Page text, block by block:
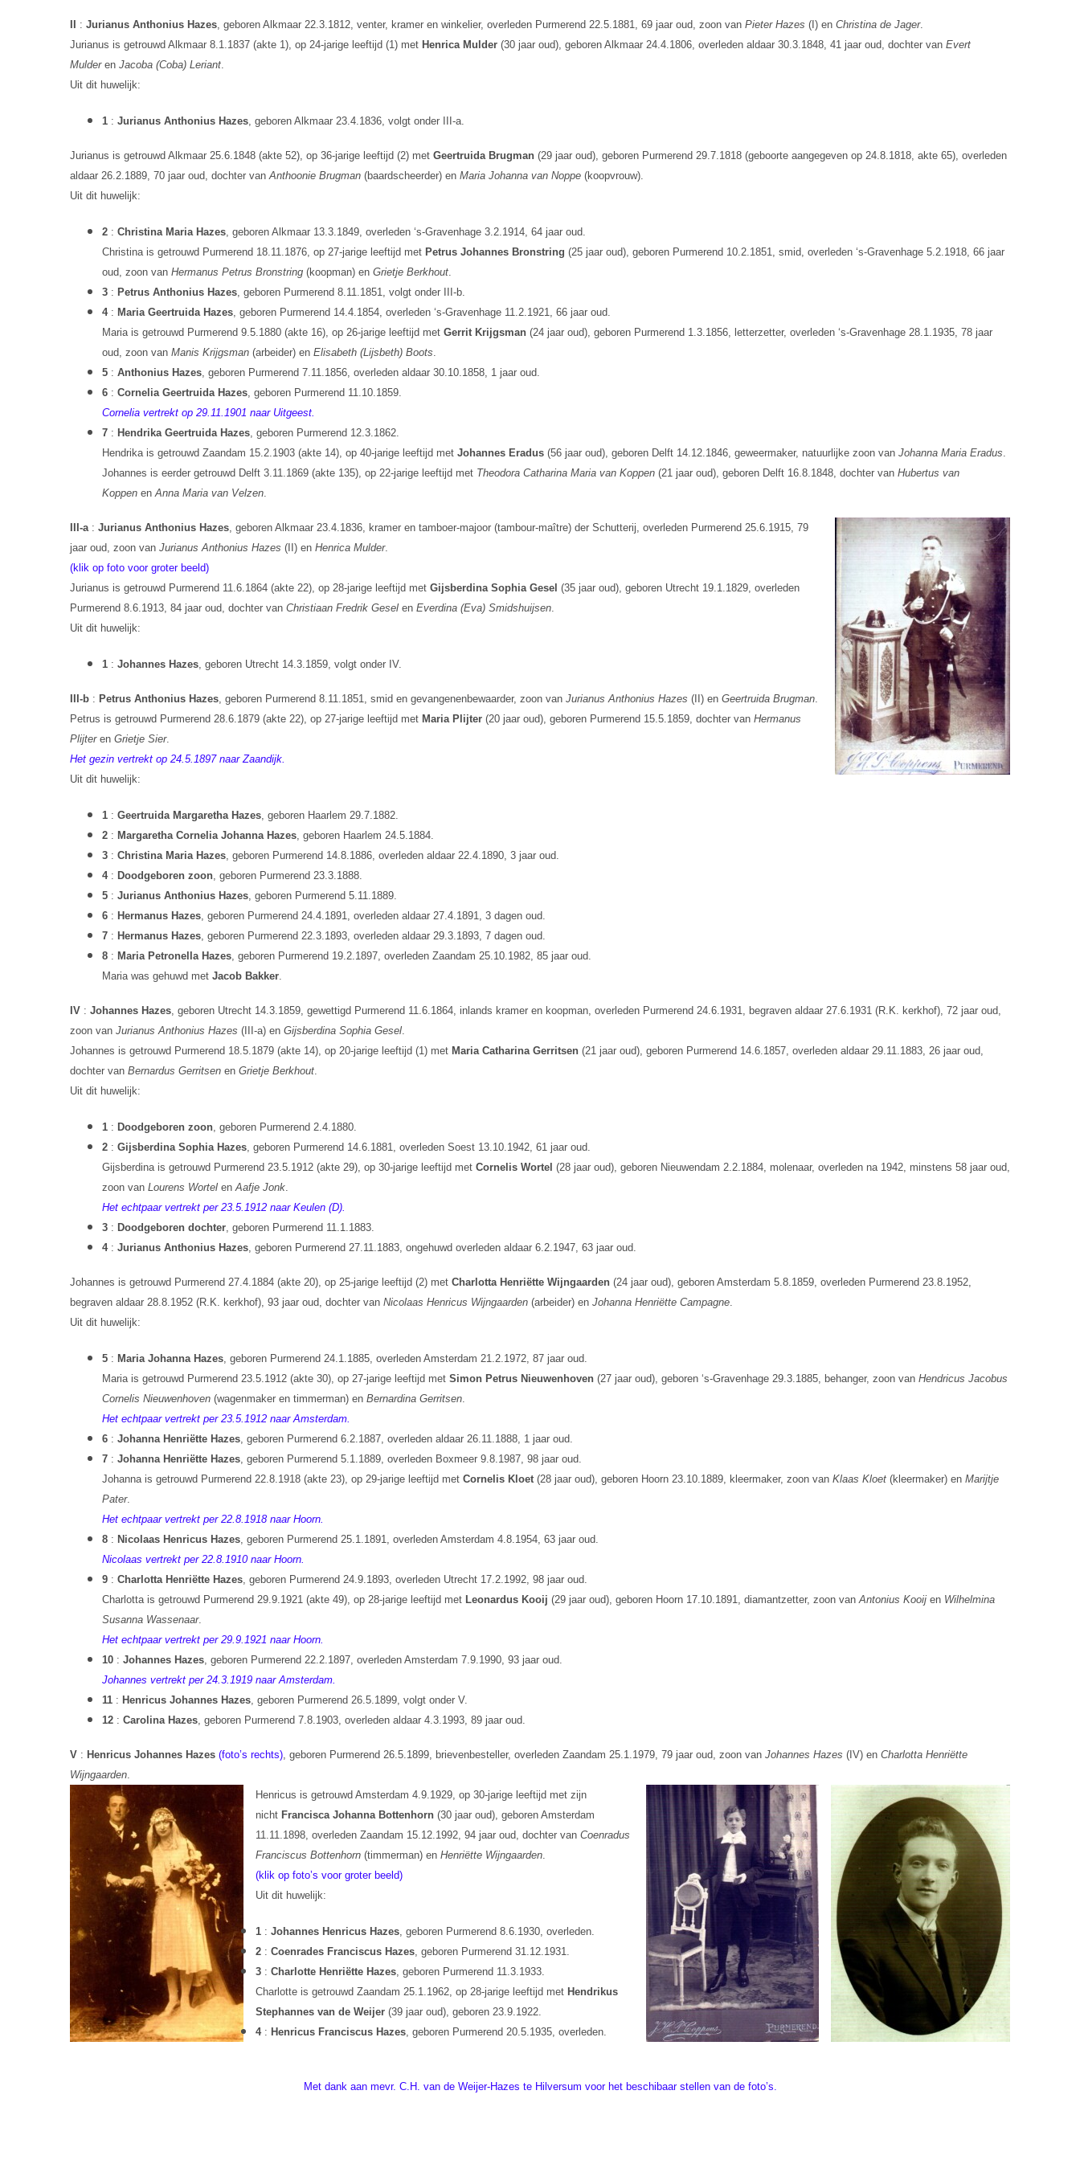
: Jurianus Anthonius Hazes, geboren Alkmaar 22.3.1812, venter, kramer en winkelier, overleden Purmerend 22.5.1881, 69 jaar oud, zoon van Pieter Hazes (I) en Christina de Jager.
Jurianus is getrouwd Alkmaar 8.1.1837 (akte 1), op 24-jarige leeftijd (1) met Henrica Mulder(30 jaar oud), geboren Alkmaar 24.4.1806, overleden aldaar 30.3.1848, 41 jaar oud, dochter van Evert
Mulderen Jacoba (Coba) Leriant.
Uit dit huwelijk:
1 : Jurianus Anthonius Hazes, geboren Alkmaar 23.4.1836, volgt onder III-a.
Jurianus is getrouwd Alkmaar 25.6.1848 (akte 52), op 36-jarige leeftijd (2) met Geertruida Brugman(29 jaar oud), geboren Purmerend 29.7.1818 (geboorte aangegeven op 24.8.1818, akte 65), overleden
aldaar 26.2.1889, 70 jaar oud, dochter vanAnthoonie Brugman(baardscheerder) en Maria Johanna van Noppe(koopvrouw).
Uit dit huwelijk:
2 : Christina Maria Hazes, geboren Alkmaar 13.3.1849, overleden ‘s-Gravenhage 3.2.1914, 64 jaar oud.
Christina is getrouwd Purmerend 18.11.1876, op 27-jarige leeftijd met Petrus Johannes Bronstring (25 jaar oud), geboren Purmerend 10.2.1851, smid, overleden ‘s-Gravenhage 5.2.1918, 66 jaar
oud, zoon van Hermanus Petrus Bronstring(koopman) en Grietje Berkhout.
3 : Petrus Anthonius Hazes, geboren Purmerend 8.11.1851, volgt onder III-b.
4 : Maria Geertruida Hazes, geboren Purmerend 14.4.1854, overleden ‘s-Gravenhage 11.2.1921, 66 jaar oud.
Maria is getrouwd Purmerend 9.5.1880 (akte 16), op 26-jarige leeftijd met Gerrit Krijgsman(24 jaar oud), geboren Purmerend 1.3.1856, letterzetter, overleden ‘s-Gravenhage 28.1.1935, 78 jaar
oud, zoon van Manis Krijgsman(arbeider) en Elisabeth (Lijsbeth) Boots.
5 : Anthonius Hazes, geboren Purmerend 7.11.1856, overleden aldaar 30.10.1858, 1 jaar oud.
6 : Cornelia Geertruida Hazes, geboren Purmerend 11.10.1859.
Cornelia vertrekt op 29.11.1901 naar Uitgeest.
7 : Hendrika Geertruida Hazes, geboren Purmerend 12.3.1862.
Hendrika is getrouwd Zaandam 15.2.1903 (akte 14), op 40-jarige leeftijd met Johannes Eradus(56 jaar oud), geboren Delft 14.12.1846, geweermaker, natuurlijke zoon van Johanna Maria Eradus.
Johannes is eerder getrouwd Delft 3.11.1869 (akte 135), op 22-jarige leeftijd met Theodora Catharina Maria van Koppen(21 jaar oud), geboren Delft 16.8.1848, dochter van Hubertus van
KoppenenAnna Maria van Velzen.
III-a : Jurianus Anthonius Hazes, geboren Alkmaar 23.4.1836, kramer en tamboer-majoor (tambour-maître) der Schutterij, overleden Purmerend 25.6.1915, 79
jaar oud, zoon van Jurianus Anthonius Hazes (II) en Henrica Mulder.
(klik op foto voor groter beeld)
Jurianus is getrouwd Purmerend 11.6.1864 (akte 22), op 28-jarige leeftijd met Gijsberdina Sophia Gesel (35 jaar oud), geboren Utrecht 19.1.1829, overleden
Purmerend 8.6.1913, 84 jaar oud, dochter van Christiaan Fredrik Geselen Everdina (Eva) Smidshuijsen.
Uit dit huwelijk:
1 : Johannes Hazes, geboren Utrecht 14.3.1859, volgt onder IV.
III-b : Petrus Anthonius Hazes, geboren Purmerend 8.11.1851, smid en gevangenenbewaarder, zoon van Jurianus Anthonius Hazes (II) en Geertruida Brugman.
Petrus is getrouwd Purmerend 28.6.1879 (akte 22), op 27-jarige leeftijd met Maria Plijter(20 jaar oud), geboren Purmerend 15.5.1859, dochter van Hermanus
Plijteren Grietje Sier.
Het gezin vertrekt op 24.5.1897 naar Zaandijk.
Uit dit huwelijk:
1 : Geertruida Margaretha Hazes, geboren Haarlem 29.7.1882.
2 : Margaretha Cornelia Johanna Hazes, geboren Haarlem 24.5.1884.
3 : Christina Maria Hazes, geboren Purmerend 14.8.1886, overleden aldaar 22.4.1890, 3 jaar oud.
4 : Doodgeboren zoon, geboren Purmerend 23.3.1888.
5 : Jurianus Anthonius Hazes, geboren Purmerend 5.11.1889.
6 : Hermanus Hazes, geboren Purmerend 24.4.1891, overleden aldaar 27.4.1891, 3 dagen oud.
7 : Hermanus Hazes, geboren Purmerend 22.3.1893, overleden aldaar 29.3.1893, 7 dagen oud.
8 : Maria Petronella Hazes, geboren Purmerend 19.2.1897, overleden Zaandam 25.10.1982, 85 jaar oud.
Maria was gehuwd met Jacob Bakker.
IV : Johannes Hazes, geboren Utrecht 14.3.1859, gewettigd Purmerend 11.6.1864, inlands kramer en koopman, overleden Purmerend 24.6.1931, begraven aldaar 27.6.1931 (R.K. kerkhof), 72 jaar oud,
zoon van Jurianus Anthonius Hazes (III-a) en Gijsberdina Sophia Gesel.
Johannes is getrouwd Purmerend 18.5.1879 (akte 14), op 20-jarige leeftijd (1) met Maria Catharina Gerritsen(21 jaar oud), geboren Purmerend 14.6.1857, overleden aldaar 29.11.1883, 26 jaar oud,
dochter van Bernardus Gerritsenen Grietje Berkhout.
Uit dit huwelijk:
1 : Doodgeboren zoon, geboren Purmerend 2.4.1880.
2 : Gijsberdina Sophia Hazes, geboren Purmerend 14.6.1881, overleden Soest 13.10.1942, 61 jaar oud.
Gijsberdina is getrouwd Purmerend 23.5.1912 (akte 29), op 30-jarige leeftijd met Cornelis Wortel (28 jaar oud), geboren Nieuwendam 2.2.1884, molenaar, overleden na 1942, minstens 58 jaar oud,
zoon van Lourens WortelenAafje Jonk.
Het echtpaar vertrekt per 23.5.1912 naar Keulen (D).
3 : Doodgeboren dochter, geboren Purmerend 11.1.1883.
4 : Jurianus Anthonius Hazes, geboren Purmerend 27.11.1883, ongehuwd overleden aldaar 6.2.1947, 63 jaar oud.
Johannes is getrouwd Purmerend 27.4.1884 (akte 20), op 25-jarige leeftijd (2) met Charlotta Henriëtte Wijngaarden(24 jaar oud), geboren Amsterdam 5.8.1859, overleden Purmerend 23.8.1952,
begraven aldaar 28.8.1952 (R.K. kerkhof), 93 jaar oud, dochter van Nicolaas Henricus Wijngaarden(arbeider) en Johanna Henriëtte Campagne.
Uit dit huwelijk:
5 : Maria Johanna Hazes, geboren Purmerend 24.1.1885, overleden Amsterdam 21.2.1972, 87 jaar oud.
Maria is getrouwd Purmerend 23.5.1912 (akte 30), op 27-jarige leeftijd met Simon Petrus Nieuwenhoven(27 jaar oud), geboren ‘s-Gravenhage 29.3.1885, behanger, zoon van Hendricus Jacobus
Cornelis Nieuwenhoven(wagenmaker en timmerman) en Bernardina Gerritsen.
Het echtpaar vertrekt per 23.5.1912 naar Amsterdam.
6 : Johanna Henriëtte Hazes, geboren Purmerend 6.2.1887, overleden aldaar 26.11.1888, 1 jaar oud.
7 : Johanna Henriëtte Hazes, geboren Purmerend 5.1.1889, overleden Boxmeer 9.8.1987, 98 jaar oud.
Johanna is getrouwd Purmerend 22.8.1918 (akte 23), op 29-jarige leeftijd met Cornelis Kloet(28 jaar oud), geboren Hoorn 23.10.1889, kleermaker, zoon van Klaas Kloet(kleermaker) en Marijtje
Pater.
Het echtpaar vertrekt per 22.8.1918 naar Hoorn.
8 : Nicolaas Henricus Hazes, geboren Purmerend 25.1.1891, overleden Amsterdam 4.8.1954, 63 jaar oud.
Nicolaas vertrekt per 22.8.1910 naar Hoorn.
9 : Charlotta Henriëtte Hazes, geboren Purmerend 24.9.1893, overleden Utrecht 17.2.1992, 98 jaar oud.
Charlotta is getrouwd Purmerend 29.9.1921 (akte 49), op 28-jarige leeftijd met Leonardus Kooij (29 jaar oud), geboren Hoorn 17.10.1891, diamantzetter, zoon vanAntonius Kooijen Wilhelmina
Susanna Wassenaar.
Het echtpaar vertrekt per 29.9.1921 naar Hoorn.
10 : Johannes Hazes, geboren Purmerend 22.2.1897, overleden Amsterdam 7.9.1990, 93 jaar oud.
Johannes vertrekt per 24.3.1919 naar Amsterdam.
11 : Henricus Johannes Hazes, geboren Purmerend 26.5.1899, volgt onder V.
12 : Carolina Hazes, geboren Purmerend 7.8.1903, overleden aldaar 4.3.1993, 89 jaar oud.
V : Henricus Johannes Hazes (foto’s rechts), geboren Purmerend 26.5.1899, brievenbesteller, overleden Zaandam 25.1.1979, 79 jaar oud, zoon van Johannes Hazes (IV) en Charlotta Henriëtte
Wijngaarden.
Henricus is getrouwd Amsterdam 4.9.1929, op 30-jarige leeftijd met zijn
nicht Francisca Johanna Bottenhorn(30 jaar oud), geboren Amsterdam
11.11.1898, overleden Zaandam 15.12.1992, 94 jaar oud, dochter van Coenradus
Franciscus Bottenhorn(timmerman) en Henriëtte Wijngaarden.
(klik op foto’s voor groter beeld)
Uit dit huwelijk:
1 : Johannes Henricus Hazes, geboren Purmerend 8.6.1930, overleden.
2 : Coenrades Franciscus Hazes, geboren Purmerend 31.12.1931.
3 : Charlotte Henriëtte Hazes, geboren Purmerend 11.3.1933.
Charlotte is getrouwd Zaandam 25.1.1962, op 28-jarige leeftijd met Hendrikus
Stephannes van de Weijer(39 jaar oud), geboren 23.9.1922.
4 : Henricus Franciscus Hazes, geboren Purmerend 20.5.1935, overleden.
Met dank aan mevr. C.H. van de Weijer-Hazes te Hilversum voor het beschibaar stellen van de foto’s.